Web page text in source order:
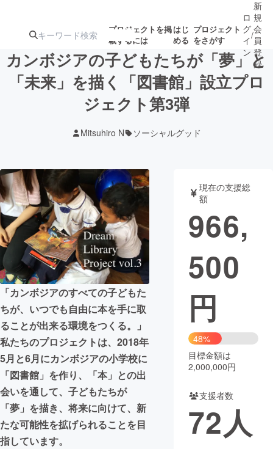
プロジェクトを掲
載するには
はじ
める
プロジェクト
をさがす
注目の新着プロ 募集終了が近いプ
テクノロジー・ガジェット
映像・映画 書籍・雑誌
ビジネス・起業 チャレンジ
まちづくり・地域活性化
CAMPFIRE for Social Good
CAMPFIRE Creation
CAMPFIREふるさと納税 machi-ya コミュニティ
ロ
グ
イ
ン
/
新
規
会
員
登
録
カンボジアの子どもたちが「夢」と
「未来」を描く「図書館」設立プロ
ジェクト第3弾
Mitsuhiro N ソーシャルグッド
「カンボジアのすべての子どもた
ちが、いつでも自由に本を手に取
ることが出来る環境をつくる。」
私たちのプロジェクトは、2018年
5月と6月にカンボジアの小学校に
「図書館」を作り、「本」との出
会いを通して、子どもたちが
「夢」を描き、将来に向けて、新
たな可能性を拡げられることを目
指しています。
現在の支援総
額
966,
500
円
48%
目標金額は
2,000,000円
支援者数
72人